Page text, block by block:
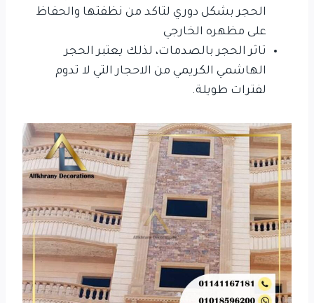
الحجر بشكل دوري لتاكد من نظفتها والحفاظ
على مظهره الخارجي
تاثر الحجر بالصدمات، لذلك يعتبر الحجر
الهاشمي الكريمي من الاحجار التي لا تدوم
لفترات طويلة.